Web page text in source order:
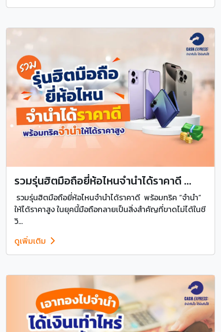
รวมรุ่นฮิตมือถือยี่ห้อไหนจำนำได้ราคาดี ...
รวมรุ่นฮิตมือถือยี่ห้อไหนจำนำได้ราคาดี พร้อมทริค “จำนำ”
ให้ได้ราคาสูง ในยุคนี้มือถือกลายเป็นสิ่งสำคัญที่ขาดไม่ได้ในชี
วิ...
ดูเพิ่มเติม